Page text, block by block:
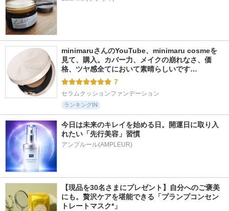
5.4
1244件
ハリフィラー バク
チライズセラム
Eucerin Papilio トワニー
minimaruさんのYouTube、minimaru cosmeを
見て、購入。カバー力、メイクの崩れなさ、価
格、ツヤ感全てにおいて素晴らしいです…
7
セラムクッションファンデーション
ランキングIN
今日は未来のキレイを始める日。開運日に取り入
れたい「先行美容」習慣
アンプルール(AMPLEUR)
【現品を30名さまにプレゼント】自分へのご褒美
にも。贅沢ケアを堪能できる「プランプコンセン
トレートマスク*」